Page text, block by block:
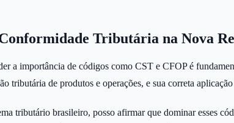
Tributária na Nova
a importância de códigos como CST e CFOP é
tributária de produtos e operações, e sua correta
tributário brasileiro, posso afirmar que dominar esses